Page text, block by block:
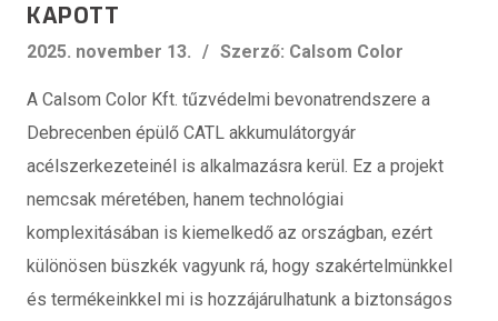
KAPOTT
2025. november 13. Szerző: Calsom Color
A Calsom Color Kft. tűzvédelmi bevonatrendszere a
Debrecenben épülő CATL akkumulátorgyár
acélszerkezeteinél is alkalmazásra kerül. Ez a projekt
nemcsak méretében, hanem technológiai
komplexitásában is kiemelkedő az országban, ezért
különösen büszkék vagyunk rá, hogy szakértelmünkkel
és termékeinkkel mi is hozzájárulhatunk a biztonságos